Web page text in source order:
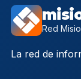
Red
La red de